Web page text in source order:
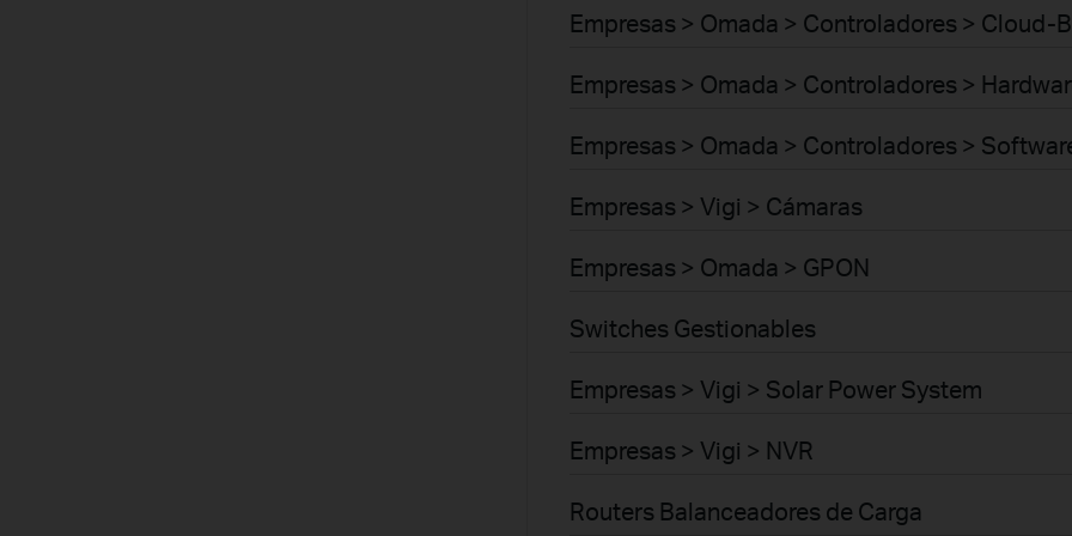
Empresas > Omada > Controladores > Cloud-
Empresas > Omada > Controladores >
Empresas > Omada > Controladores >
Empresas > Vigi > Cámaras
Empresas > Omada > GPON
Switches Gestionables
Empresas > Vigi > Solar Power System
Empresas > Vigi > NVR
Routers Balanceadores de Carga